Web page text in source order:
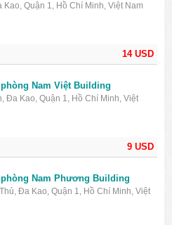
14 USD
Kao, Quận 1, Hồ Chí Minh, Việt Nam
9 USD
Nam Việt Building
Đa Kao, Quận 1, Hồ Chí Minh, Việt
Nam Phương Building
Đa Kao, Quận 1, Hồ Chí Minh, Việt